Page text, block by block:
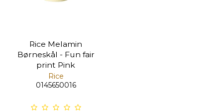
Rice Melamin
Børneskål - Fun fair
print Pink
Rice
0145650016